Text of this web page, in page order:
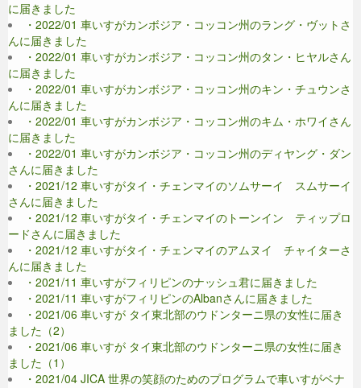
に届きました
・2022/01 車いすがカンボジア・コッコン州のラング・ヴットさ
んに届きました
・2022/01 車いすがカンボジア・コッコン州のタン・ヒヤルさん
に届きました
・2022/01 車いすがカンボジア・コッコン州のキン・チュウンさ
んに届きました
・2022/01 車いすがカンボジア・コッコン州のキム・ホワイさん
に届きました
・2022/01 車いすがカンボジア・コッコン州のディヤング・ダン
さんに届きました
・2021/12 車いすがタイ・チェンマイのソムサーイ スムサーイ
さんに届きました
・2021/12 車いすがタイ・チェンマイのトーンイン ティップロ
ードさんに届きました
・2021/12 車いすがタイ・チェンマイのアムヌイ チャイターさ
んに届きました
・2021/11 車いすがフィリピンのナッシュ君に届きました
・2021/11 車いすがフィリピンのAlbanさんに届きました
・2021/06 車いすが タイ東北部のウドンターニ県の女性に届き
ました（2）
・2021/06 車いすが タイ東北部のウドンターニ県の女性に届き
ました（1）
・2021/04 JICA 世界の笑顔のためのプログラムで車いすがベナ